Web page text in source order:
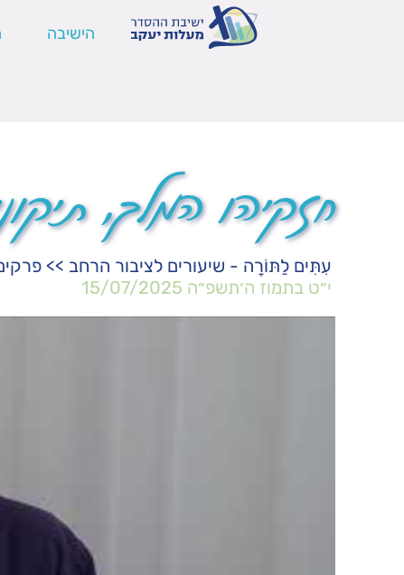
הישיבה
חזקיהו המלך,
עִתִּים לַתּוֹרָה - שיעורים לציבור הרחב >>
י״ט בתמוז ה׳תשפ״ה 15/07/2025